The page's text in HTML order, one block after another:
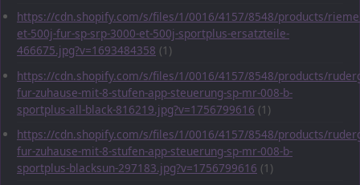
https://cdn.shopify.com/s/files/1/0016/4157/8548/products/
et-500j-fur-sp-srp-3000-et-500j-sportplus-ersatzteile-
466675.jpg?v=1693484358 (1)
https://cdn.shopify.com/s/files/1/0016/4157/8548/products/
fur-zuhause-mit-8-stufen-app-steuerung-sp-mr-008-b-
sportplus-all-black-816219.jpg?v=1756799616 (1)
https://cdn.shopify.com/s/files/1/0016/4157/8548/products/
fur-zuhause-mit-8-stufen-app-steuerung-sp-mr-008-b-
sportplus-blacksun-297183.jpg?v=1756799616 (1)